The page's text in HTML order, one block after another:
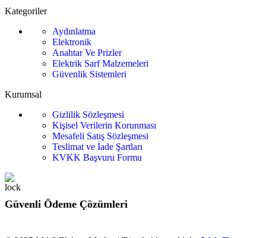
Kategoriler
Aydınlatma
Elektronik
Anahtar Ve Prizler
Elektrik Sarf Malzemeleri
Güvenlik Sistemleri
Kurumsal
Gizlilik Sözleşmesi
Kişisel Verilerin Korunması
Mesafeli Satış Sözleşmesi
Teslimat ve İade Şartları
KVKK Başvuru Formu
Güvenli Ödeme Çözümleri